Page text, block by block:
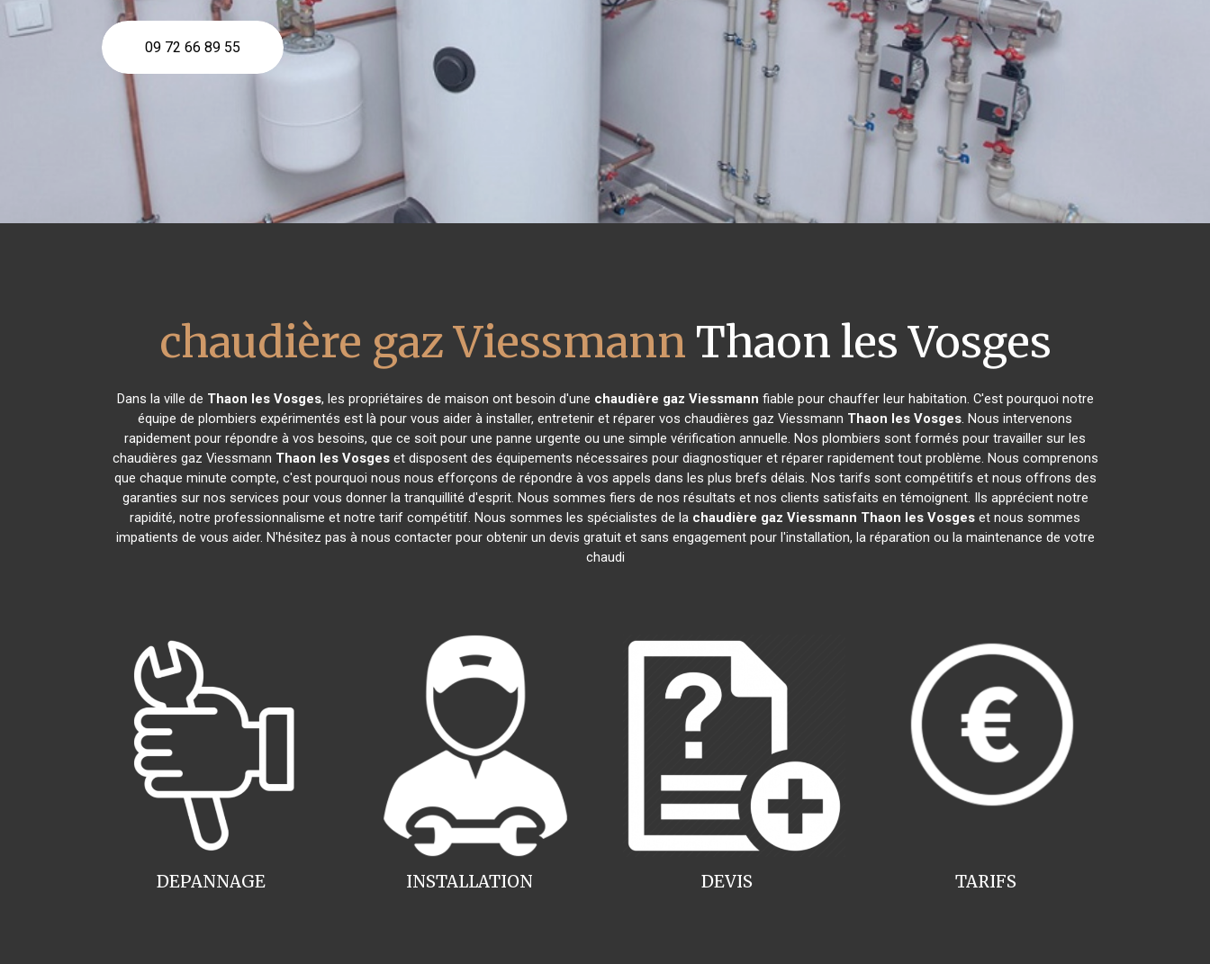
09 72 66 89 55
chaudière gaz Viessmann Thaon les Vosges
Dans la ville de Thaon les Vosges, les propriétaires de maison ont besoin d'une chaudière gaz Viessmann fiable pour chauffer leur habitation. C'est pourquoi notre
équipe de plombiers expérimentés est là pour vous aider à installer, entretenir et réparer vos chaudières gaz Viessmann Thaon les Vosges. Nous intervenons
rapidement pour répondre à vos besoins, que ce soit pour une panne urgente ou une simple vérification annuelle. Nos plombiers sont formés pour travailler sur les
chaudières gaz Viessmann Thaon les Vosgeset disposent des équipements nécessaires pour diagnostiquer et réparer rapidement tout problème. Nous comprenons
que chaque minute compte, c'est pourquoi nous nous efforçons de répondre à vos appels dans les plus brefs délais. Nos tarifs sont compétitifs et nous offrons des
garanties sur nos services pour vous donner la tranquillité d'esprit. Nous sommes fiers de nos résultats et nos clients satisfaits en témoignent. Ils apprécient notre
rapidité, notre professionnalisme et notre tarif compétitif. Nous sommes les spécialistes de la chaudière gaz Viessmann Thaon les Vosges et nous sommes
impatients de vous aider. N'hésitez pas à nous contacter pour obtenir un devis gratuit et sans engagement pour l'installation, la réparation ou la maintenance de votre
chaudi
INSTALLATION
DEPANNAGE TARIFS
DEVIS